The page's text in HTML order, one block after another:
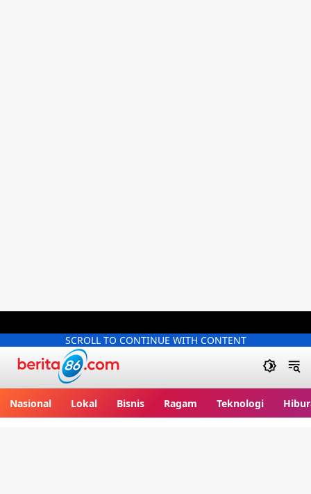
SCROLL TO CONTINUE WITH CONTENT
Nasional Lokal Bisnis Ragam Teknologi